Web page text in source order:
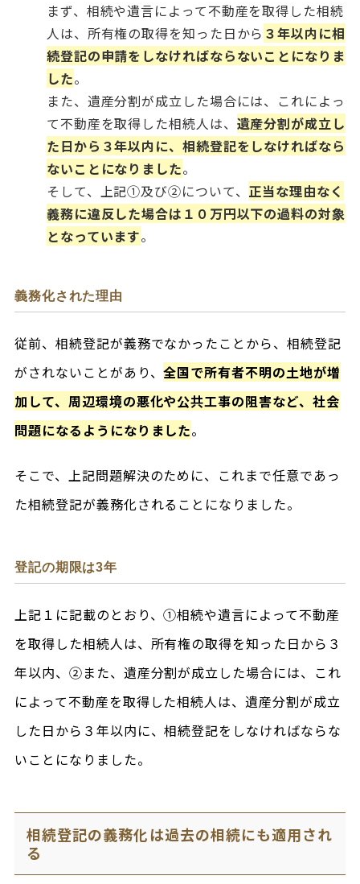
まず、相続や遺言によって不動産を取得した相続
人は、所有権の取得を知った日から ３年以内に相
続登記の申請をしなければならないことになりま
した。
また、遺産分割が成立した場合には、これによっ
て不動産を取得した相続人は、 遺産分割が成立し
た日から３年以内に、相続登記をしなければなら
ないことになりました。
そして、上記①及び②について、 正当な理由なく
義務に違反した場合は１０万円以下の過料の対象
となっています。
義務化された理由
従前、相続登記が義務でなかったことから、相続登記
がされないことがあり、全国で所有者不明の土地が増
加して、周辺環境の悪化や公共工事の阻害など、社会
問題になるようになりました。
そこで、上記問題解決のために、これまで任意であっ
た相続登記が義務化されることになりました。
登記の期限は3年
上記１に記載のとおり、①相続や遺言によって不動産
を取得した相続人は、所有権の取得を知った日から３
年以内、②また、遺産分割が成立した場合には、これ
によって不動産を取得した相続人は、遺産分割が成立
した日から３年以内に、相続登記をしなければならな
いことになりました。
相続登記の義務化は過去の相続にも適用され
る